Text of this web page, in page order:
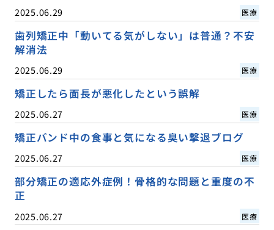
2025.06.29 医療
歯列矯正中「動いてる気がしない」は普通？不安
解消法
2025.06.29 医療
矯正したら面長が悪化したという誤解
2025.06.27 医療
矯正バンド中の食事と気になる臭い撃退ブログ
2025.06.27 医療
部分矯正の適応外症例！骨格的な問題と重度の不
正
2025.06.27 医療